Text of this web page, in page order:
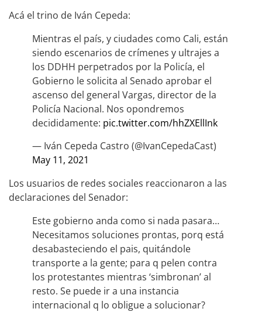
Acá el trino de Iván Cepeda:
Mientras el país, y ciudades como Cali, están
siendo escenarios de crímenes y ultrajes a
los DDHH perpetrados por la Policía, el
Gobierno le solicita al Senado aprobar el
ascenso del general Vargas, director de la
Policía Nacional. Nos opondremos
decididamente: pic.twitter.com/hhZXEllInk
— Iván Cepeda Castro (@IvanCepedaCast)
May 11, 2021
Los usuarios de redes sociales reaccionaron a las
declaraciones del Senador:
Este gobierno anda como si nada pasara…
Necesitamos soluciones prontas, porq está
desabasteciendo el pais, quitándole
transporte a la gente; para q pelen contra
los protestantes mientras ‘simbronan’ al
resto. Se puede ir a una instancia
internacional q lo obligue a solucionar?